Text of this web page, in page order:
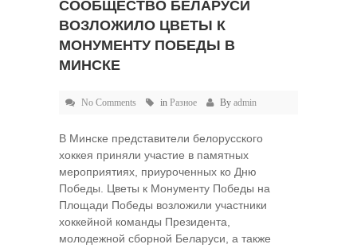
СООБЩЕСТВО БЕЛАРУСИ
ВОЗЛОЖИЛО ЦВЕТЫ К
МОНУМЕНТУ ПОБЕДЫ В
МИНСКЕ
No Comments in Разное By admin
В Минске представители белорусского
хоккея приняли участие в памятных
мероприятиях, приуроченных ко Дню
Победы. Цветы к Монументу Победы на
Площади Победы возложили участники
хоккейной команды Президента,
молодежной сборной Беларуси, а также